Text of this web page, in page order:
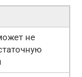
не